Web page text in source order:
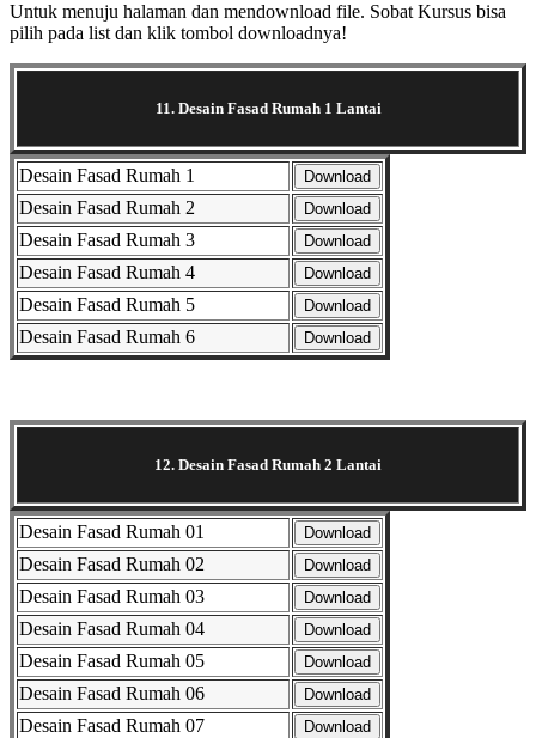
Untuk menuju halaman dan mendownload file. Sobat Kursus bisa
pilih pada list dan klik tombol downloadnya!
11. Desain Fasad Rumah 1 Lantai
Desain Fasad Rumah 1 Download
Desain Fasad Rumah 2 Download
Desain Fasad Rumah 3 Download
Desain Fasad Rumah 4 Download
Desain Fasad Rumah 5 Download
Desain Fasad Rumah 6 Download
12. Desain Fasad Rumah 2 Lantai
Desain Fasad Rumah 01 Download
Desain Fasad Rumah 02 Download
Desain Fasad Rumah 03 Download
Desain Fasad Rumah 04 Download
Desain Fasad Rumah 05 Download
Desain Fasad Rumah 06 Download
Desain Fasad Rumah 07 Download